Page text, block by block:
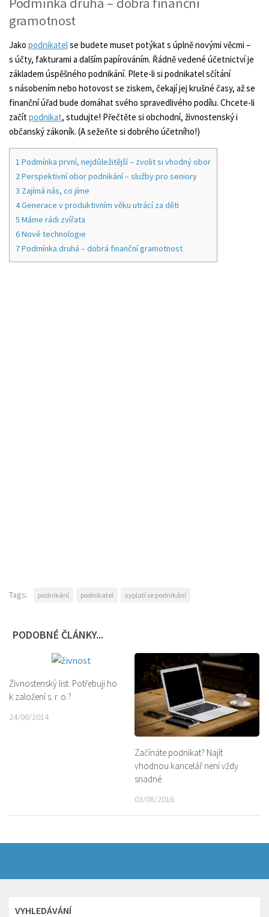
gramotnost
Jako podnikatelse budete muset potýkat s úplně novými věcmi –
s účty, fakturami a dalším papírováním. Řádně vedené účetnictví je
základem úspěšného podnikání. Plete-li si podnikatel sčítání
s násobením nebo hotovost se ziskem, čekají jej krušné časy, až se
finanční úřad bude domáhat svého spravedlivého podílu. Chcete-li
začítpodnikat, studujte! Přečtěte si obchodní, živnostenský i
občanský zákoník. (A sežeňte si dobrého účetního!)
1 Podmínka první, nejdůležitější – zvolit si vhodný obor
2Perspektivní obor podnikání – služby pro seniory
3 Zajímá nás, co jíme
4Generace v produktivním věku utrácí za děti
5 Máme rádi zvířata
6Nové technologie
7Podmínka druhá – dobrá finanční gramotnost
Tags: podnikání podnikatel vyplatí se podnikání
PODOBNÉ ČLÁNKY...
Živnostenský list. Potřebuji ho
k založení s. r. o.?
24/06/2014
Začínáte podnikat? Najít
vhodnou kancelář není vždy
snadné
03/08/2016
VYHLEDÁVÁNÍ